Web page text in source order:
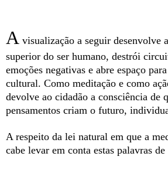
A visualização a seguir desenvolve
superior do ser humano, destrói
emoções negativas e abre espaço
cultural. Como meditação e como
devolve ao cidadão a consciência de
pensamentos criam o futuro,
A respeito da lei natural em que a
cabe levar em conta estas palavras